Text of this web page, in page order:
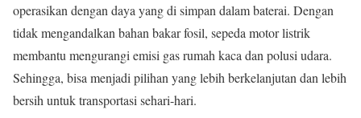
operasikan dengan daya yang di simpan dalam baterai. Dengan
tidak mengandalkan bahan bakar fosil, sepeda motor listrik
membantu mengurangi emisi gas rumah kaca dan polusi udara.
Sehingga, bisa menjadi pilihan yang lebih berkelanjutan dan lebih
bersih untuk transportasi sehari-hari.